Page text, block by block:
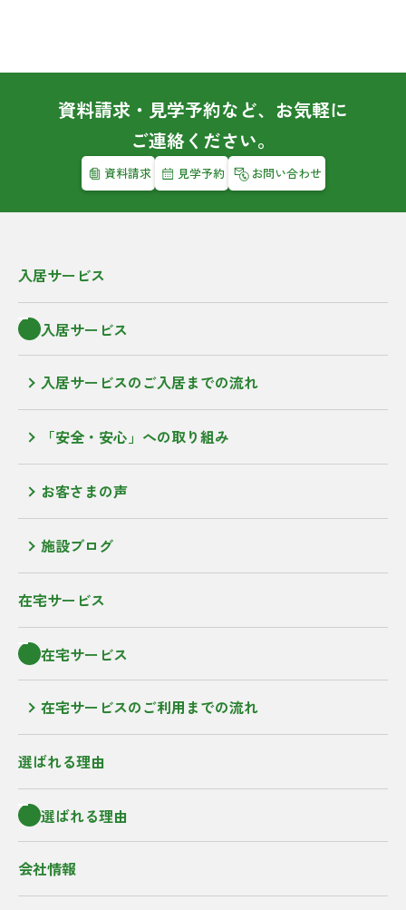
資料請求・見学予約など、お気軽に
ご連絡ください。
資料請求 見学予約 お問い合わせ
入居サービス
入居サービス
入居サービスのご入居までの流れ
「安全・安心」への取り組み
お客さまの声
施設ブログ
在宅サービス
在宅サービス
在宅サービスのご利用までの流れ
選ばれる理由
選ばれる理由
会社情報